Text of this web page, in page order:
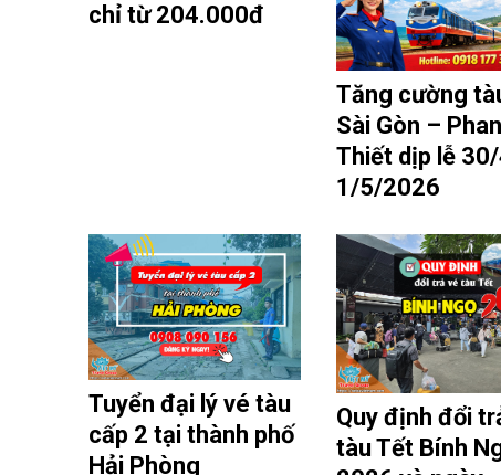
chỉ từ 204.000đ
Tăng cường
Sài Gòn – Phan
Thiết dịp lễ
1/5/2026
Tuyển đại lý vé tàu
cấp 2 tại thành phố
Hải Phòng
Quy định đổi
tàu Tết Bính